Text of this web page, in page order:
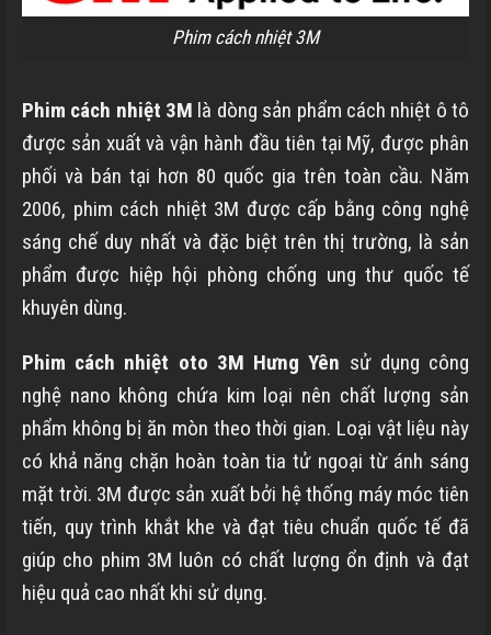
Phim cách nhiệt 3M
Phim cách nhiệt 3M là dòng sản phẩm cách nhiệt ô tô
được sản xuất và vận hành đầu tiên tại Mỹ, được phân
phối và bán tại hơn 80 quốc gia trên toàn cầu. Năm
2006, phim cách nhiệt 3M được cấp bằng công nghệ
sáng chế duy nhất và đặc biệt trên thị trường, là sản
phẩm được hiệp hội phòng chống ung thư quốc tế
khuyên dùng.
Phim cách nhiệt oto 3M Hưng Yên sử dụng công
nghệ nano không chứa kim loại nên chất lượng sản
phẩm không bị ăn mòn theo thời gian. Loại vật liệu này
có khả năng chặn hoàn toàn tia tử ngoại từ ánh sáng
mặt trời. 3M được sản xuất bởi hệ thống máy móc tiên
tiến, quy trình khắt khe và đạt tiêu chuẩn quốc tế đã
giúp cho phim 3M luôn có chất lượng ổn định và đạt
hiệu quả cao nhất khi sử dụng.